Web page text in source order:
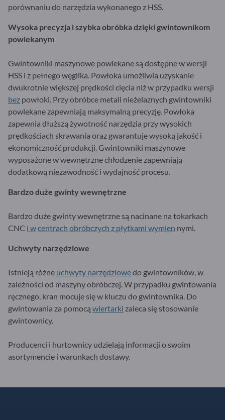
porównaniu do narzędzia wykonanego z HSS.
Wysoka precyzja i szybka obróbka dzięki gwintownikom
powlekanym
Gwintowniki maszynowe powlekane są dostępne w wersji
HSS i z pełnego węglika. Powłoka umożliwia uzyskanie
dwukrotnie większej prędkości cięcia niż w przypadku wersji
bez powłoki. Przy obróbce metali nieżelaznych gwintowniki
powlekane zapewniają maksymalną precyzję. Powłoka
zapewnia dłuższą żywotność narzędzia przy wysokich
prędkościach skrawania oraz gwarantuje wysoką jakość i
ekonomiczność produkcji. Gwintowniki maszynowe
wyposażone w wewnętrzne chłodzenie zapewniają
dodatkową niezawodność i wydajność procesu.
Bardzo duże gwinty wewnętrzne
Bardzo duże gwinty wewnętrzne są nacinane na tokarkach
CNC i wcentrach obróbczych z płytkami wymien nymi.
Uchwyty narzędziowe
Istnieją różne uchwyty narzędziowedo gwintowników, w
zależności od maszyny obróbczej. W przypadku gwintowania
ręcznego, kran mocuje się w kluczu do gwintownika. Do
gwintowania za pomocą wiertarki zaleca się stosowanie
gwintownicy.
Producenci i hurtownicy udzielają informacji o swoim
asortymencie i warunkach dostawy.